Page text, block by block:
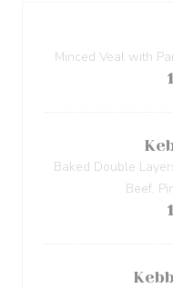
Minced Veal with
Baked Double
Beef,